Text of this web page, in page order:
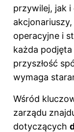
przywilej, jak
operacyjne i
każda
przyszłość
wymaga
Wśród
zarządu
dotyczących